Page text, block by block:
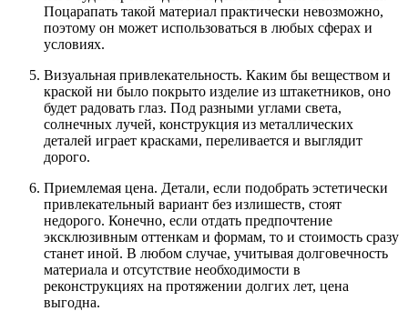
Поцарапать такой материал практически невозможно,
поэтому он может использоваться в любых сферах и
условиях.
Визуальная привлекательность. Каким бы веществом и
краской ни было покрыто изделие из штакетников, оно
будет радовать глаз. Под разными углами света,
солнечных лучей, конструкция из металлических
деталей играет красками, переливается и выглядит
дорого.
Приемлемая цена. Детали, если подобрать эстетически
привлекательный вариант без излишеств, стоят
недорого. Конечно, если отдать предпочтение
эксклюзивным оттенкам и формам, то и стоимость сразу
станет иной. В любом случае, учитывая долговечность
материала и отсутствие необходимости в
реконструкциях на протяжении долгих лет, цена
выгодна.